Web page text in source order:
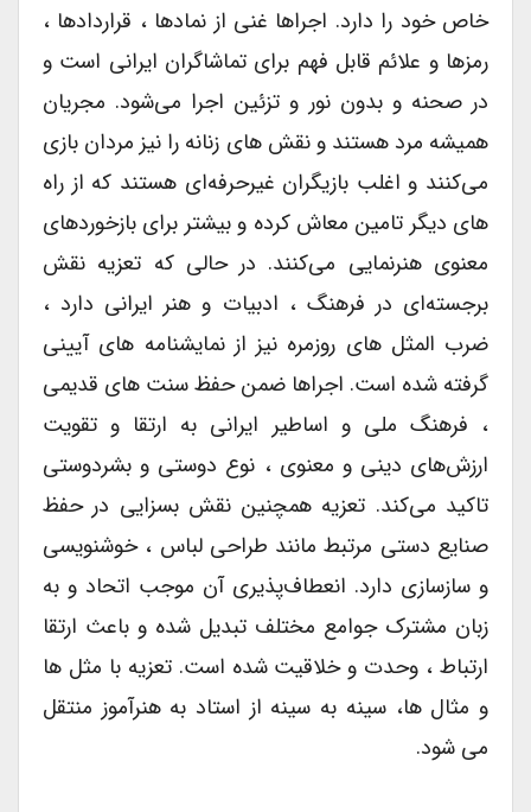
خاص خود را دارد. اجراها غنی از نمادها ، قراردادها ،
رمزها و علائم قابل فهم برای تماشاگران ایرانی است و
در صحنه و بدون نور و تزئین اجرا می‌شود. مجریان
همیشه مرد هستند و نقش های زنانه را نیز مردان بازی
می‌کنند و اغلب بازیگران غیرحرفه‌ای هستند که از راه
های دیگر تامین معاش کرده و بیشتر برای بازخوردهای
معنوی هنرنمایی می‌کنند. در حالی که تعزیه نقش
برجسته‌ای در فرهنگ ، ادبیات و هنر ایرانی دارد ،
ضرب المثل های روزمره نیز از نمایشنامه های آیینی
گرفته شده است. اجراها ضمن حفظ سنت های قدیمی
، فرهنگ ملی و اساطیر ایرانی به ارتقا و تقویت
ارزش‌های دینی و معنوی ، نوع دوستی و بشردوستی
تاکید می‌کند. تعزیه همچنین نقش بسزایی در حفظ
صنایع دستی مرتبط مانند طراحی لباس ، خوشنویسی
و سازسازی دارد. انعطاف‌پذیری آن موجب اتحاد و به
زبان مشترک جوامع مختلف تبدیل شده و باعث ارتقا
ارتباط ، وحدت و خلاقیت شده است. تعزیه با مثل ها
و مثال ها، سینه به سینه از استاد به هنرآموز منتقل
می شود.